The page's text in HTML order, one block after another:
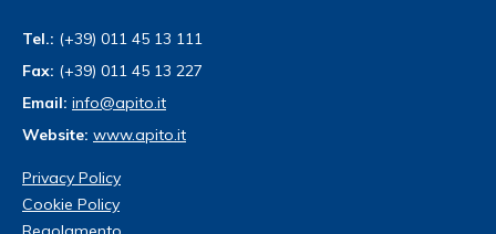
Tel.: (+39) 011 45 13 111
Fax: (+39) 011 45 13 227
Email: info@apito.it
Website: www.apito.it
Privacy Policy
Cookie Policy